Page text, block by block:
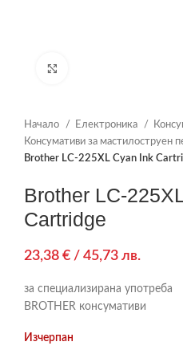
Начало Електроника
Консумативи за мастилоструен
Brother LC-225XL Cyan Ink
Brother LC-
Cartridge
23,38 € / 45,73 лв.
за специализирана употреба
BROTHER консумативи
Изчерпан